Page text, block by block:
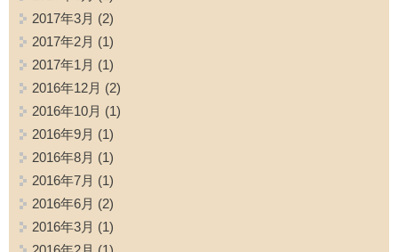
2017年3月 (2)
2017年2月 (1)
2017年1月 (1)
2016年12月 (2)
2016年10月 (1)
2016年9月 (1)
2016年8月 (1)
2016年7月 (1)
2016年6月 (2)
2016年3月 (1)